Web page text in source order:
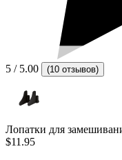
5 / 5.00 (10 отзывов)
Лопатки для
$11.95